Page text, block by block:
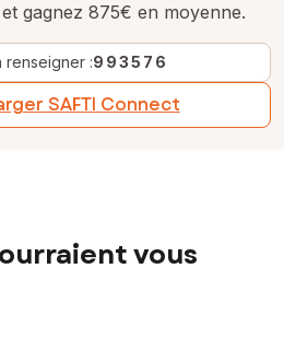
et gagnez 875€ en moyenne.
renseigner :993576
SAFTI Connect
vous